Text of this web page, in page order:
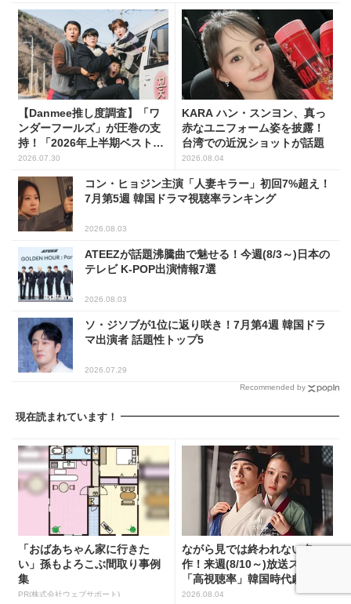
【Danmee推し度調査】「ワ
ンダーフールズ」が圧巻の支
持！「2026年上半期ベスト・
オブ・韓国ドラマ」1位に輝く
2026.07.30
KARA ハン・スンヨン、真っ
赤なユニフォーム姿を披露！
台湾での近況ショットが話題
2026.08.04
コン・ヒョジン主演「人妻キラー」初回7%超え！
7月第5週 韓国ドラマ視聴率ランキング
2026.08.03
ATEEZが話題沸騰曲で魅せる！今週(8/3～)日本の
テレビ K-POP出演情報7選
2026.08.03
ソ・ジソブが1位に返り咲き！7月第4週 韓国ドラ
マ出演者 話題性トップ5
2026.07.29
Recommended by
現在読まれています！
「おばあちゃん家に行きた
い」孫もよろこぶ間取り事例
集
PR(株式会社ウェブサポート)
ながら見では終われない名
作！来週(8/10～)放送スタート
「高視聴率」韓国時代劇...
2026.08.04